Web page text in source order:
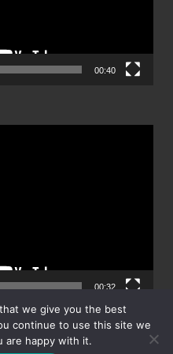
00:40
00:32
we give you the best
continue to use this site we
are happy with it.